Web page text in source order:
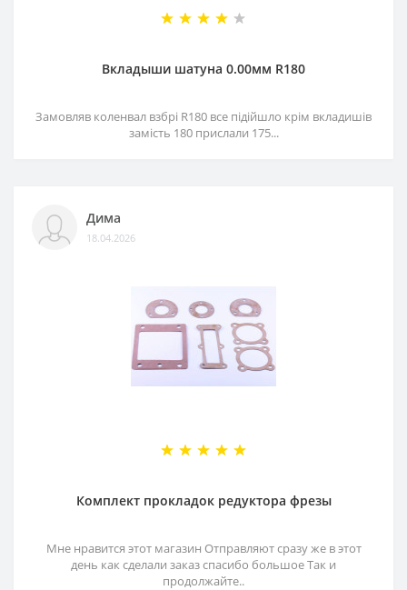
Вкладыши шатуна 0.00мм R180
Замовляв коленвал взбрі R180 все підійшло крім вкладишів
замість 180 прислали 175...
Дима
18.04.2026
Комплект прокладок редуктора фрезы
Мне нравится этот магазин Отправляют сразу же в этот
день как сделали заказ спасибо большое Так и
продолжайте..